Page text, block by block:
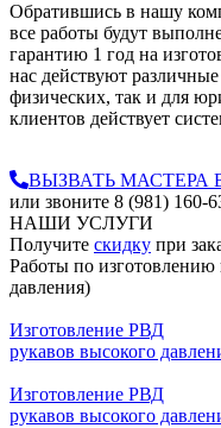
Обратившись в нашу
все работы будут
гарантию 1 год на
нас действуют
физических, так и для
клиентов действует
ВЫЗВАТЬ МАСТЕРА
или звоните 8 (981) 160-
НАШИ УСЛУГИ
Получите скидку при
Работы по
давления)
Изготовление РВД
рукавов высокого
Изготовление РВД
рукавов высокого